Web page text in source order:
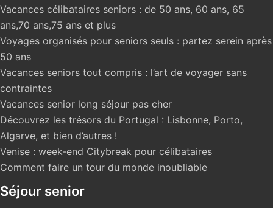
Vacances célibataires seniors : de 50 ans, 60 ans, 65
ans,70 ans,75 ans et plus
Voyages organisés pour seniors seuls : partez serein après
50 ans
Vacances seniors tout compris : l’art de voyager sans
contraintes
Vacances senior long séjour pas cher
Découvrez les trésors du Portugal : Lisbonne, Porto,
Algarve, et bien d’autres !
Venise : week-end Citybreak pour célibataires
Comment faire un tour du monde inoubliable
Séjour senior